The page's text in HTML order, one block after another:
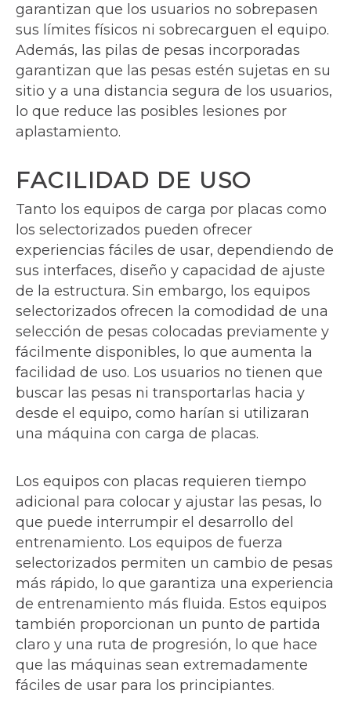
garantizan que los usuarios no sobrepasen
sus límites físicos ni sobrecarguen el equipo.
Además, las pilas de pesas incorporadas
garantizan que las pesas estén sujetas en su
sitio y a una distancia segura de los usuarios,
lo que reduce las posibles lesiones por
aplastamiento.
FACILIDAD DE USO
Tanto los equipos de carga por placas como
los selectorizados pueden ofrecer
experiencias fáciles de usar, dependiendo de
sus interfaces, diseño y capacidad de ajuste
de la estructura. Sin embargo, los equipos
selectorizados ofrecen la comodidad de una
selección de pesas colocadas previamente y
fácilmente disponibles, lo que aumenta la
facilidad de uso. Los usuarios no tienen que
buscar las pesas ni transportarlas hacia y
desde el equipo, como harían si utilizaran
una máquina con carga de placas.
Los equipos con placas requieren tiempo
adicional para colocar y ajustar las pesas, lo
que puede interrumpir el desarrollo del
entrenamiento. Los equipos de fuerza
selectorizados permiten un cambio de pesas
más rápido, lo que garantiza una experiencia
de entrenamiento más fluida. Estos equipos
también proporcionan un punto de partida
claro y una ruta de progresión, lo que hace
que las máquinas sean extremadamente
fáciles de usar para los principiantes.